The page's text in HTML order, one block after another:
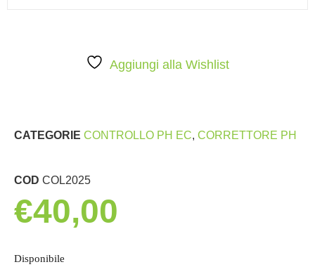
Aggiungi alla Wishlist
CATEGORIE CONTROLLO PH EC, CORRETTORE PH
COD COL2025
€40,00
Disponibile